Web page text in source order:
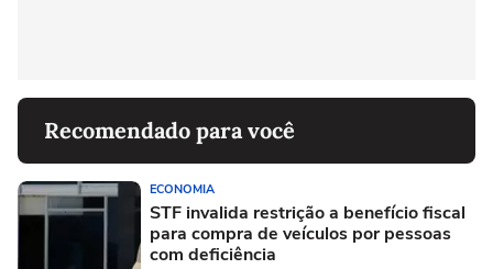
Recomendado para você
ECONOMIA
STF invalida restrição a benefício fiscal
para compra de veículos por pessoas
com deficiência